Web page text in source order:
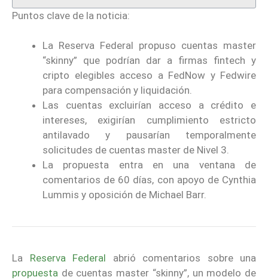
Puntos clave de la noticia:
La Reserva Federal propuso cuentas master
“skinny” que podrían dar a firmas fintech y
cripto elegibles acceso a FedNow y Fedwire
para compensación y liquidación.
Las cuentas excluirían acceso a crédito e
intereses, exigirían cumplimiento estricto
antilavado y pausarían temporalmente
solicitudes de cuentas master de Nivel 3.
La propuesta entra en una ventana de
comentarios de 60 días, con apoyo de Cynthia
Lummis y oposición de Michael Barr.
La Reserva Federal abrió comentarios sobre una
propuesta de cuentas master “skinny”, un modelo de